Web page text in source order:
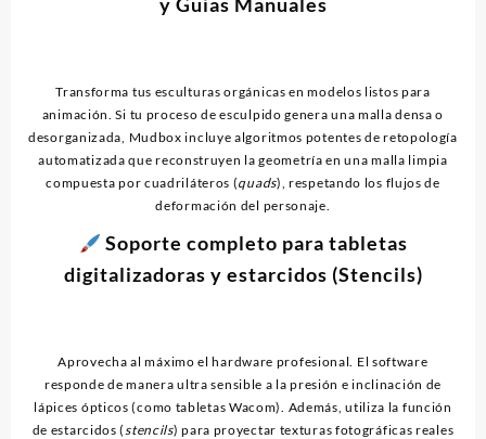
Transforma tus esculturas orgánicas en modelos listos para
animación. Si tu proceso de esculpido genera una malla densa o
desorganizada, Mudbox incluye algoritmos potentes de retopología
automatizada que reconstruyen la geometría en una malla limpia
compuesta por cuadriláteros (quads), respetando los flujos de
deformación del personaje.
Soporte completo para tabletas
digitalizadoras y estarcidos (Stencils)
Aprovecha al máximo el hardware profesional. El software
responde de manera ultra sensible a la presión e inclinación de
lápices ópticos (como tabletas Wacom). Además, utiliza la función
de estarcidos ( stencils) para proyectar texturas fotográficas reales